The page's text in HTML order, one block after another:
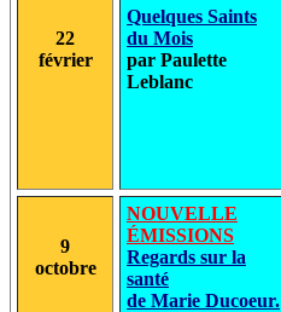
22
février
Quelques Saints
du Mois
par Paulette
Leblanc
9
octobre
NOUVELLE
ÉMISSIONS
Regards sur la
santé
de Marie Ducoeur.